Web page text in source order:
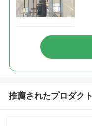
推薦されたプロダクト